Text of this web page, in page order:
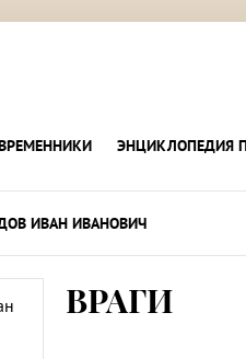
ЭНЦИКЛОПЕДИЯ
ИВАН ИВАНОВИЧ
ВРАГИ